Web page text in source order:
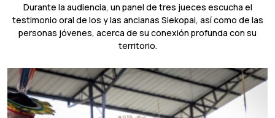
Durante la audiencia, un panel de tres jueces escucha el
testimonio oral de los y las ancianas Siekopai, así como de las
personas jóvenes, acerca de su conexión profunda con su
territorio.